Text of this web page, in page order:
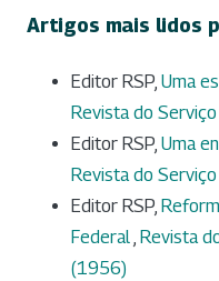
Artigos mais lidos
Editor RSP, Uma
Revista do
Editor RSP, Uma
Revista do
Editor RSP,
Federal, Revista
(1956)